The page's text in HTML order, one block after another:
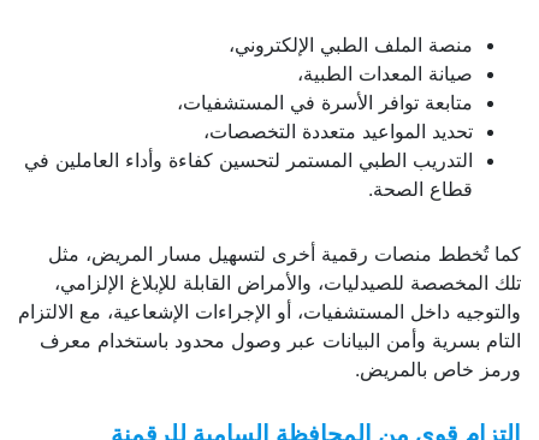
منصة الملف الطبي الإلكتروني،
صيانة المعدات الطبية،
متابعة توافر الأسرة في المستشفيات،
تحديد المواعيد متعددة التخصصات،
التدريب الطبي المستمر لتحسين كفاءة وأداء العاملين في
قطاع الصحة.
كما تُخطط منصات رقمية أخرى لتسهيل مسار المريض، مثل
تلك المخصصة للصيدليات، والأمراض القابلة للإبلاغ الإلزامي،
والتوجيه داخل المستشفيات، أو الإجراءات الإشعاعية، مع الالتزام
التام بسرية وأمن البيانات عبر وصول محدود باستخدام معرف
ورمز خاص بالمريض.
التزام قوي من المحافظة السامية للرقمنة